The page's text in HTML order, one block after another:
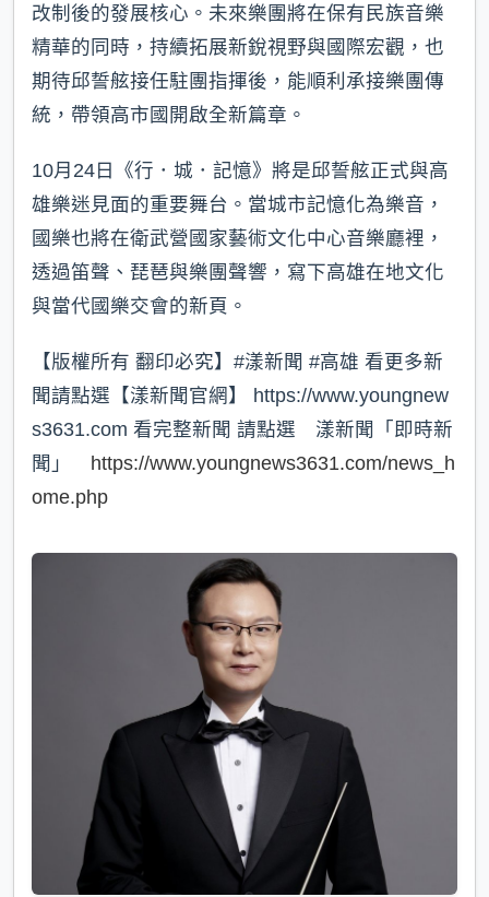
改制後的發展核心。未來樂團將在保有民族音樂
精華的同時，持續拓展新銳視野與國際宏觀，也
期待邱誓舷接任駐團指揮後，能順利承接樂團傳
統，帶領高市國開啟全新篇章。
10月24日《行．城．記憶》將是邱誓舷正式與高
雄樂迷見面的重要舞台。當城市記憶化為樂音，
國樂也將在衛武營國家藝術文化中心音樂廳裡，
透過笛聲、琵琶與樂團聲響，寫下高雄在地文化
與當代國樂交會的新頁。
【版權所有 翻印必究】#漾新聞 #高雄 看更多新
聞請點選【漾新聞官網】 https://www.youngnew
s3631.com 看完整新聞 請點選 漾新聞「即時新
聞」 https://www.youngnews3631.com/news_h
ome.php